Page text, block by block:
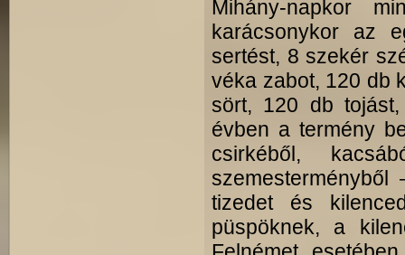
Mihány-napkor
karácsony­kor az
sertést, 8 szekér
véka zabot, 120 db
sört, 120 db
évben a termény
csirkéből,
tizedet és
püspöknek, a